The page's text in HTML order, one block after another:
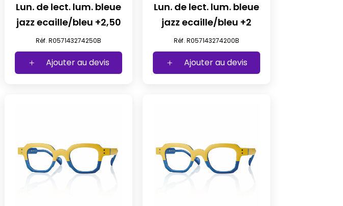
Lun. de lect. lum. bleue
jazz ecaille/bleu +2,50
Réf. R057143274250B
Ajouter au devis
Lun. de lect. lum. bleue
jazz ecaille/bleu +2
Réf. R057143274200B
Ajouter au devis